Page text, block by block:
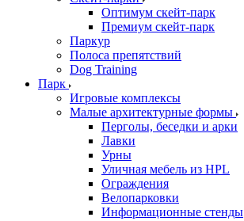
Оптимум скейт-парк
Премиум скейт-парк
Паркур
Полоса препятствий
Dog Training
Парк
Игровые комплексы
Малые архитектурные формы
Перголы, беседки и арки
Лавки
Урны
Уличная мебель из HPL
Ограждения
Велопарковки
Информационные стенды